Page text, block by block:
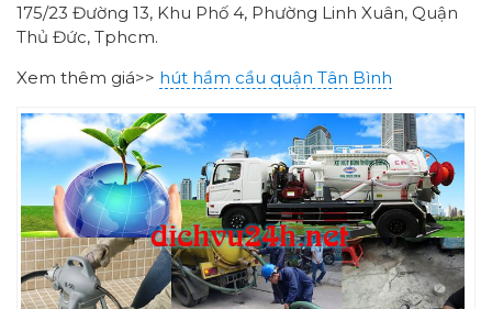
175/23 Đường 13, Khu Phố 4, Phường Linh Xuân, Quận
Thủ Đức, Tphcm.
Xem thêm giá>> hút hầm cầu quận Tân Bình